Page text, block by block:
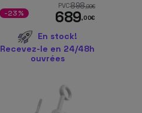
PVC898,99€
689,00€
-23%
En stock!
Recevez-le en 24/48h
ouvrées